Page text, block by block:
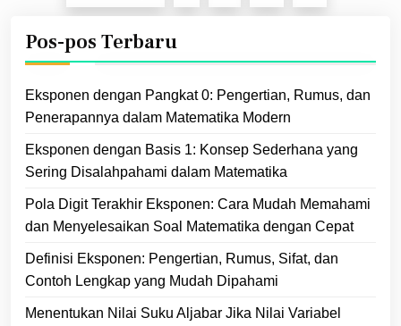
Pos-pos Terbaru
Eksponen dengan Pangkat 0: Pengertian, Rumus, dan
Penerapannya dalam Matematika Modern
Eksponen dengan Basis 1: Konsep Sederhana yang
Sering Disalahpahami dalam Matematika
Pola Digit Terakhir Eksponen: Cara Mudah Memahami
dan Menyelesaikan Soal Matematika dengan Cepat
Definisi Eksponen: Pengertian, Rumus, Sifat, dan
Contoh Lengkap yang Mudah Dipahami
Menentukan Nilai Suku Aljabar Jika Nilai Variabel